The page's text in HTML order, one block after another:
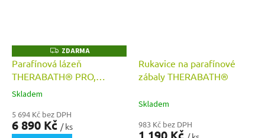
Z
D
A
R
ZDARMA
Parafínová lázeň
THERABATH® PRO,
parafínová vana TB7
Průměrné
produktu
je
Skladem
5 694 Kč bez DPH
6 890 Kč / ks
Rukavice na parafínové
zábaly THERABATH®
Skladem
983 Kč bez DPH